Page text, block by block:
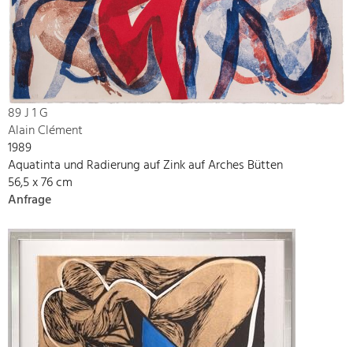
89 J 1 G
Alain Clément
1989
Aquatinta und Radierung auf Zink auf Arches Bütten
56,5 x 76 cm
Anfrage